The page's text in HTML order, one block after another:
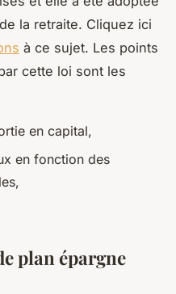
la retraite. Cliquez ici
à ce sujet. Les points
cette loi sont les
en capital,
en fonction des
plan épargne